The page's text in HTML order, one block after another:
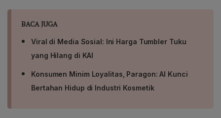
BACA JUGA
Viral di Media Sosial: Ini Harga Tumbler Tuku
yang Hilang di KAI
Konsumen Minim Loyalitas, Paragon: AI Kunci
Bertahan Hidup di Industri Kosmetik